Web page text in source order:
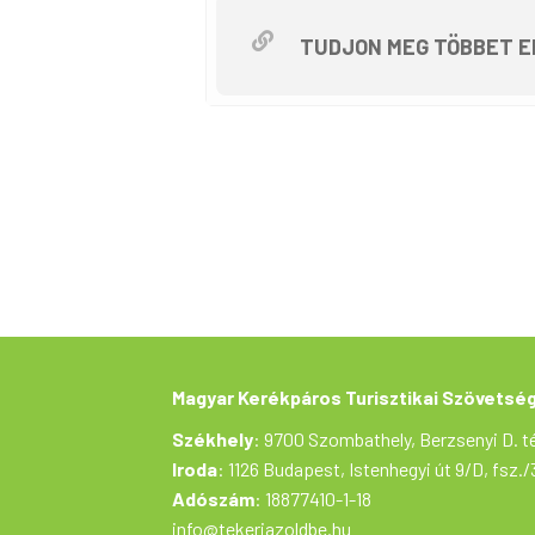
• 13.30 indulás vissza
Előreláthatóan 13.30 körül
A részvétel azon egyesületi
A részvételi szándékod előre
ellátást biztosítanunk.
TUDJON MEG TÖBBET
Magyar Kerékpáros Turisztikai
Székhely: 9700 Szombathely, Berzsenyi D.
Iroda: 1126 Budapest, Istenhegyi út 9/D, fsz./
Adószám: 18877410-1-18
info@tekerjazoldbe.hu